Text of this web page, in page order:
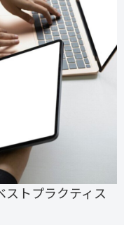
トプラクティス